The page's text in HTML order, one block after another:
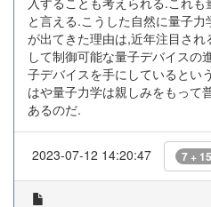
と言える.こうした自然に量子
が出てきた理由は,近年注目され
して制御可能な量子デバイスの
子デバイスを手にしているとい
はや量子力学は親しみをもって
あるのだ.
2023-07-12 14:20:47 7 + 15